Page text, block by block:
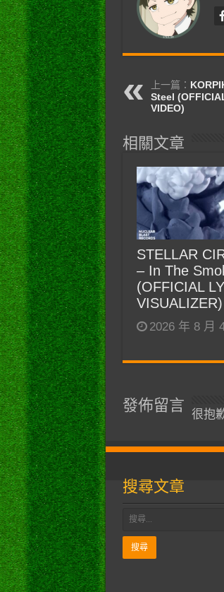
上一篇：
Steel
VIDEO)
相關文章
STELLAR
– In The
(OFFICIAL
VISUALIZER)
2026 年 8 月
發佈留言
很抱
搜尋文章